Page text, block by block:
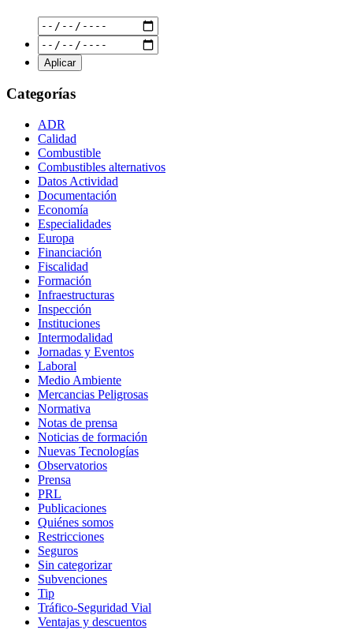
Categorías
ADR
Calidad
Combustible
Combustibles alternativos
Datos Actividad
Documentación
Economía
Especialidades
Europa
Financiación
Fiscalidad
Formación
Infraestructuras
Inspección
Instituciones
Intermodalidad
Jornadas y Eventos
Laboral
Medio Ambiente
Mercancias Peligrosas
Normativa
Notas de prensa
Noticias de formación
Nuevas Tecnologías
Observatorios
Prensa
PRL
Publicaciones
Quiénes somos
Restricciones
Seguros
Sin categorizar
Subvenciones
Tip
Tráfico-Seguridad Vial
Ventajas y descuentos